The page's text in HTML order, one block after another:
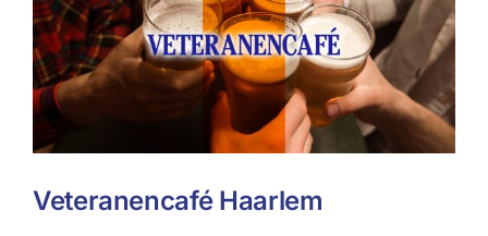
Veteranencafé Haarlem